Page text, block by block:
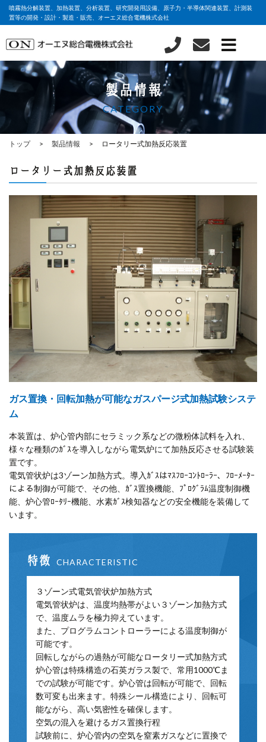
噴霧熱分解装置、加熱装置、分析装置、研究開発用設備、原子力・半導体関連装置、計測装
置等の開発・設計・製造・販売、オーエヌ総合電機株式会社
製品情報
CATEGORY
トップ 製品情報 ロータリー式加熱反応装置
ロータリー式加熱反応装置
ガス置換・回転加熱が可能なガスパージ式加熱試験システ
ム
本装置は、炉心管内部にセラミック系などの微粉体試料を入れ、
様々な種類のｶﾞｽを導入しながら電気炉にて加熱反応させる試験装
置です。
電気管状炉は3ゾーン加熱方式。導入ｶﾞｽはﾏｽﾌﾛｰｺﾝﾄﾛｰﾗｰ、ﾌﾛｰﾒｰﾀｰ
による制御が可能で、その他、ｶﾞｽ置換機能、ﾌﾟﾛｸﾞﾗﾑ温度制御機
能、炉心管ﾛｰﾀﾘｰ機能、水素ｶﾞｽ検知器などの安全機能を装備して
います。
特徴 CHARACTERISTIC
３ゾーン式電気管状炉加熱方式
電気管状炉は、温度均熱帯がよい３ゾーン加熱方式
で、温度ムラを極力抑えています。
また、プログラムコントローラーによる温度制御が
可能です。
回転しながらの過熱が可能なロータリー式加熱方式
炉心管は特殊構造の石英ガラス製で、常用1000℃ま
での試験が可能です。炉心管は回転が可能で、回転
数可変も出来ます。特殊シール構造により、回転可
能ながら、高い気密性を確保します。
空気の混入を避けるガス置換行程
試験前に、炉心管内の空気を窒素ガスなどに置換で